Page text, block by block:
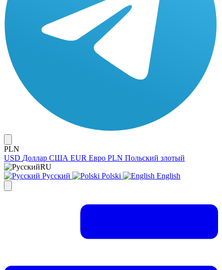
PLN
USD Доллар США EUR Евро PLN Польский злотый
RU
Русский
Polski English